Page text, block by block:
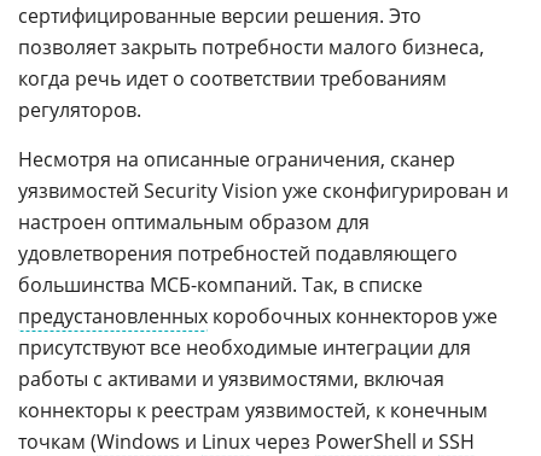
сертифицированные версии решения. Это
позволяет закрыть потребности малого бизнеса,
когда речь идет о соответствии требованиям
регуляторов.
Несмотря на описанные ограничения, сканер
уязвимостей Security Vision уже сконфигурирован и
настроен оптимальным образом для
удовлетворения потребностей подавляющего
большинства МСБ-компаний. Так, в списке
предустановленных коробочных коннекторов уже
присутствуют все необходимые интеграции для
работы с активами и уязвимостями, включая
коннекторы к реестрам уязвимостей, к конечным
точкам (Windows и Linux через PowerShell и SSH